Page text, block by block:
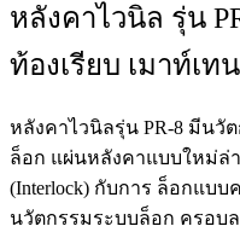
หลังคาไวนิล รุ่น
ท้องเรียบ เมาท์เท
หลังคาไวนิลรุ่น PR-8 มีนวัต
ล็อก แผ่นหลังคาแบบใหม่ล่
(Interlock) กับการ ล็อกแบ
นวัตกรรมระบบล็อก ครอบ